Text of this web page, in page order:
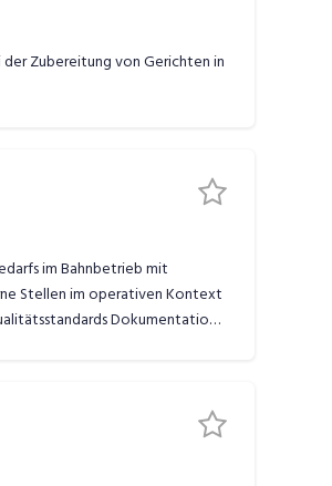
Zubereitung von Gerichten in
im Bahnbetrieb mit
Stellen im operativen Kontext
Dokumentation